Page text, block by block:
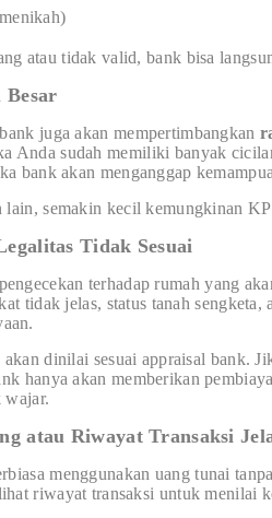
atau tidak valid, bank bisa
Besar
juga akan mempertimbangkan
Anda sudah memiliki banyak
bank akan menganggap
lain, semakin kecil kemungkinan
Tidak Sesuai
terhadap rumah yang
tidak jelas, status tanah sengketa,
dinilai sesuai appraisal bank.
hanya akan memberikan
wajar.
atau Riwayat Transaksi
menggunakan uang tunai
riwayat transaksi untuk menilai